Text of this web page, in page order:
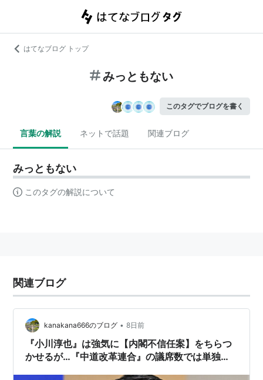
はてなブログ トップ
みっともない
このタグでブログを書く
言葉の解説 ネットで話題 関連ブログ
みっともない
このタグの解説について
関連ブログ
kanakana666のブログ • 8日前
『小川淳也』は強気に【内閣不信任案】をちらつ
かせるが…『中道改革連合』の議席数では単独で